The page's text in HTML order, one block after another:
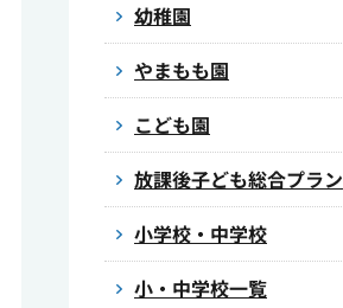
幼稚園
やまもも園
こども園
放課後子ども総合プラン
小学校・中学校
小・中学校一覧